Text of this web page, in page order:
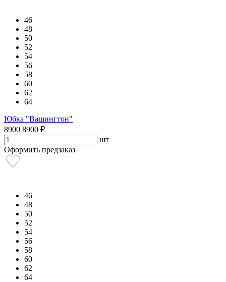
46
48
50
52
54
56
58
60
62
64
Юбка "Вашингтон"
8900 8900 ₽
шт
Оформить предзаказ
46
48
50
52
54
56
58
60
62
64